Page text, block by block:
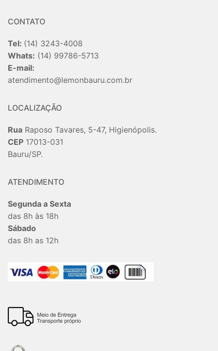
CONTATO
Tel: (14) 3243-4008
Whats: (14) 99786-5713
E-mail:
atendimento@lemonbauru.com.br
LOCALIZAÇÃO
Rua Raposo Tavares, 5-47, Higienópolis.
CEP 17013-031
Bauru/SP.
ATENDIMENTO
Segunda a Sexta
das 8h às 18h
Sábado
das 8h as 12h